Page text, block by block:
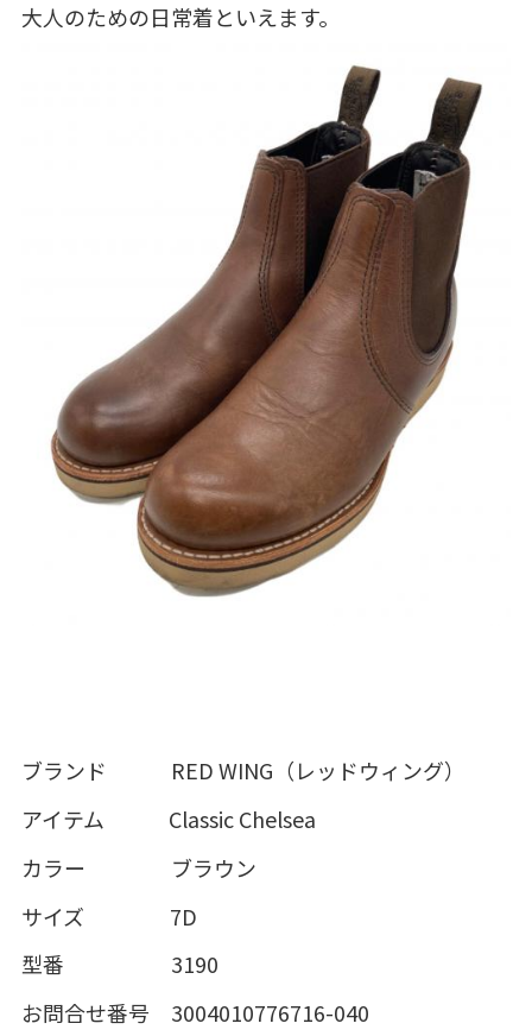
大人のための日常着といえます。
ブランド RED WING（レッドウィング）
アイテム Classic Chelsea
カラー ブラウン
サイズ 7D
型番 3190
お問合せ番号 3004010776716-040